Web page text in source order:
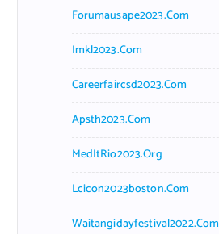
Forumausape2023.com
Imkl2023.com
Careerfaircsd2023.com
Apsth2023.com
MedItRio2023.org
Lcicon2023boston.com
Waitangidayfestival2022.com